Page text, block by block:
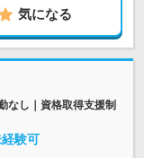
気になる
なし｜資格取得支援制
験可